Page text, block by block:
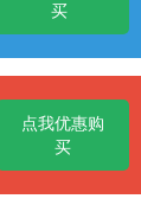
买
点我优惠购
买